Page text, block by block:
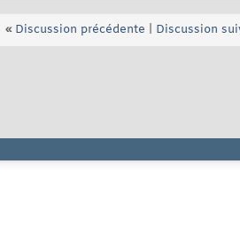
« Discussion précédente Discussion